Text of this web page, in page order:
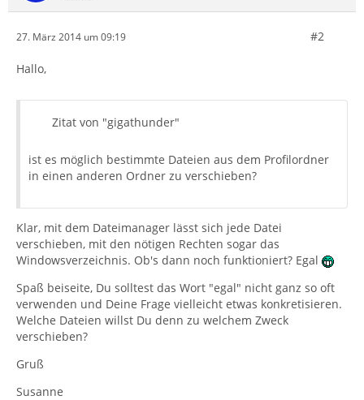
27. März 2014 um 09:19 #2
Hallo,
Zitat von "gigathunder"
ist es möglich bestimmte Dateien aus dem Profilordner
in einen anderen Ordner zu verschieben?
Klar, mit dem Dateimanager lässt sich jede Datei
verschieben, mit den nötigen Rechten sogar das
Windowsverzeichnis. Ob's dann noch funktioniert? Egal
Spaß beiseite, Du solltest das Wort "egal" nicht ganz so oft
verwenden und Deine Frage vielleicht etwas konkretisieren.
Welche Dateien willst Du denn zu welchem Zweck
verschieben?
Gruß
Susanne